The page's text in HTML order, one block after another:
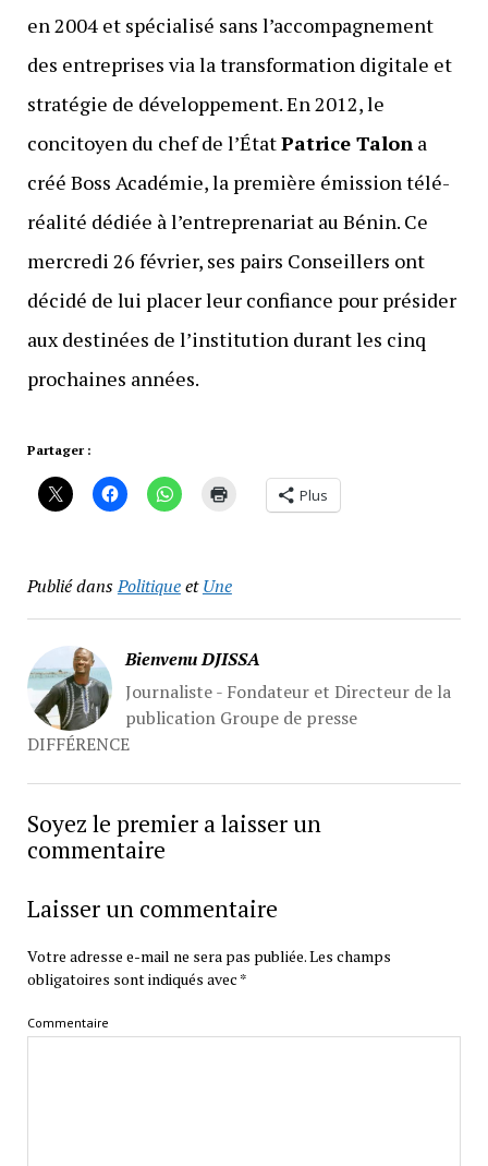
en 2004 et spécialisé sans l’accompagnement
des entreprises via la transformation digitale et
stratégie de développement. En 2012, le
concitoyen du chef de l’ÉtatPatrice Talon a
créé Boss Académie, la première émission télé-
réalité dédiée à l’entreprenariat au Bénin. Ce
mercredi 26 février, ses pairs Conseillers ont
décidé de lui placer leur confiance pour présider
aux destinées de l’institution durant les cinq
prochaines années.
Partager :
Plus
Publié dansPolitiqueetUne
Bienvenu DJISSA
Journaliste - Fondateur et Directeur de la
publication Groupe de presse
DIFFÉRENCE
Soyez le premier a laisser un
commentaire
Laisser un commentaire
Votre adresse e-mail ne sera pas publiée.Les champs
obligatoires sont indiqués avec *
Commentaire